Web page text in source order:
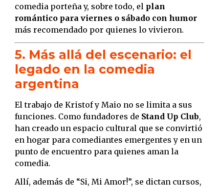
comedia porteña y, sobre todo, el plan
romántico para viernes o sábado con humor
más recomendado por quienes lo vivieron.
5. Más allá del escenario: el
legado en la comedia
argentina
El trabajo de Kristof y Maio no se limita a sus
funciones. Como fundadores de Stand Up Club,
han creado un espacio cultural que se convirtió
en hogar para comediantes emergentes y en un
punto de encuentro para quienes aman la
comedia.
Allí, además de “Si, Mi Amor!”, se dictan cursos,